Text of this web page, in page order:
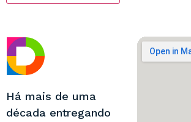
Há mais de uma
década entregando